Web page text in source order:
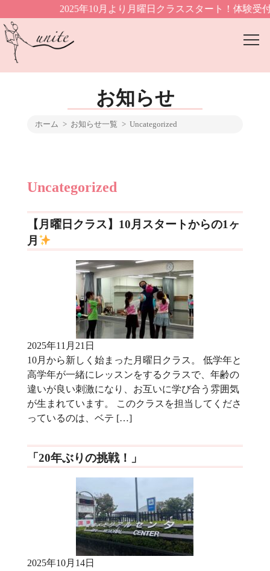
2025年10月より月曜日クラススタート！体験受
お知らせ
ホーム お知らせ一覧 Uncategorized
Uncategorized
【月曜日クラス】10月スタートからの1ヶ
月
2025年11月21日
10月から新しく始まった月曜日クラス。 低学年と
高学年が一緒にレッスンをするクラスで、年齢の
違いが良い刺激になり、お互いに学び合う雰囲気
が生まれています。 このクラスを担当してくださ
っているのは、ベテ […]
「20年ぶりの挑戦！」
2025年10月14日